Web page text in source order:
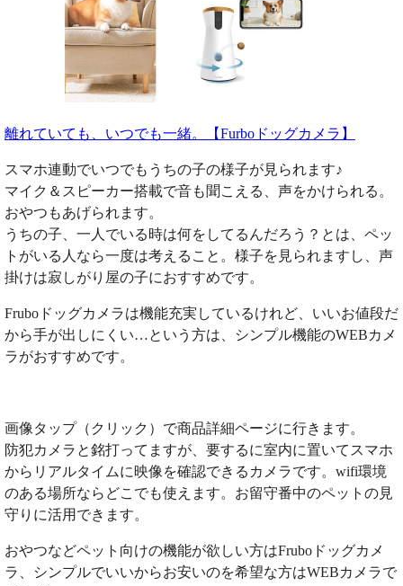
離れていても、いつでも一緒。【Furboドッグカメラ】
スマホ連動でいつでもうちの子の様子が見られます♪
マイク＆スピーカー搭載で音も聞こえる、声をかけられる。
おやつもあげられます。
うちの子、一人でいる時は何をしてるんだろう？とは、ペッ
トがいる人なら一度は考えること。様子を見られますし、声
掛けは寂しがり屋の子におすすめです。
Fruboドッグカメラは機能充実しているけれど、いいお値段だ
から手が出しにくい…という方は、シンプル機能のWEBカメ
ラがおすすめです。
画像タップ（クリック）で商品詳細ページに行きます。
防犯カメラと銘打ってますが、要するに室内に置いてスマホ
からリアルタイムに映像を確認できるカメラです。wifi環境
のある場所ならどこでも使えます。お留守番中のペットの見
守りに活用できます。
おやつなどペット向けの機能が欲しい方はFruboドッグカメ
ラ、シンプルでいいからお安いのを希望な方はWEBカメラで